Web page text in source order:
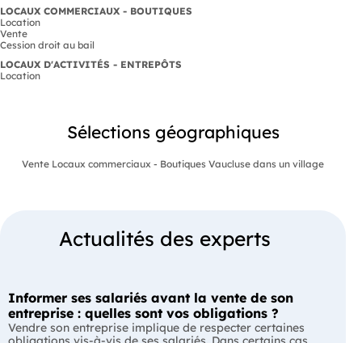
LOCAUX COMMERCIAUX - BOUTIQUES
Location
Vente
Cession droit au bail
LOCAUX D'ACTIVITÉS - ENTREPÔTS
Location
Sélections géographiques
Vente Locaux commerciaux - Boutiques Vaucluse dans un village
Actualités des experts
Informer ses salariés avant la vente de son
entreprise : quelles sont vos obligations ?
Vendre son entreprise implique de respecter certaines